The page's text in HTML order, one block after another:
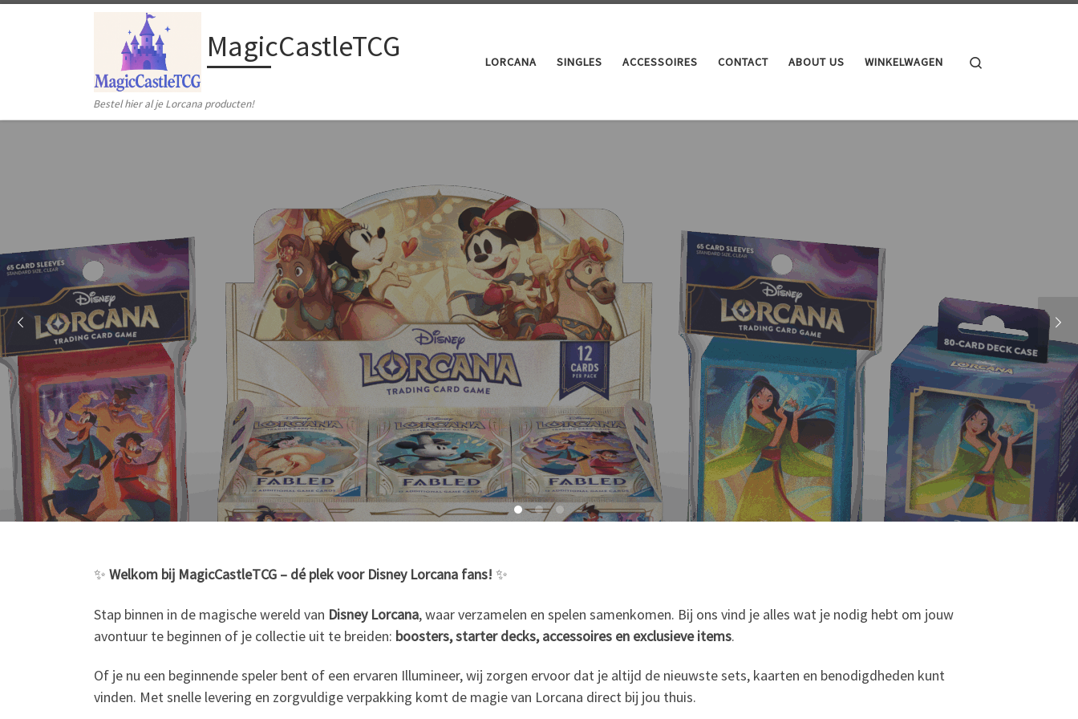
MagicCastleTCG
Bestel hier al je Lorcana producten!
LORCANA SINGLES ACCESSOIRES CONTACT ABOUT US WINKELWAGEN
✨ Welkom bij MagicCastleTCG – dé plek voor Disney Lorcana fans! ✨
Stap binnen in de magische wereld van Disney Lorcana, waar verzamelen en spelen samenkomen. Bij ons vind je alles wat je nodig hebt om jouw
avontuur te beginnen of je collectie uit te breiden: boosters, starter decks, accessoires en exclusieve items.
Of je nu een beginnende speler bent of een ervaren Illumineer, wij zorgen ervoor dat je altijd de nieuwste sets, kaarten en benodigdheden kunt
vinden. Met snelle levering en zorgvuldige verpakking komt de magie van Lorcana direct bij jou thuis.